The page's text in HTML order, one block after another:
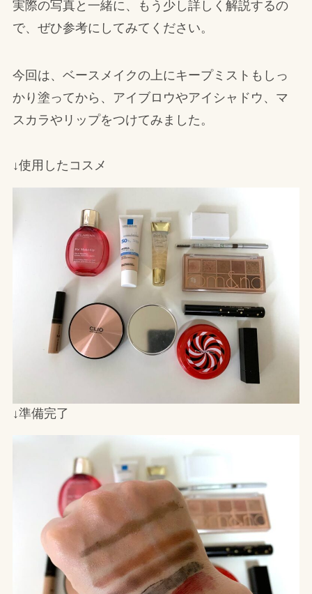
実際の写真と一緒に、もう少し詳しく解説するの
で、ぜひ参考にしてみてください。
今回は、ベースメイクの上にキープミストもしっ
かり塗ってから、アイブロウやアイシャドウ、マ
スカラやリップをつけてみました。
↓使用したコスメ
↓準備完了